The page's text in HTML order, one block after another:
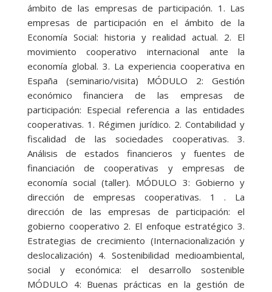
ámbito de las empresas de participación. 1. Las
empresas de participación en el ámbito de la
Economía Social: historia y realidad actual. 2. El
movimiento cooperativo internacional ante la
economía global. 3. La experiencia cooperativa en
España (seminario/visita) MÓDULO 2: Gestión
económico financiera de las empresas de
participación: Especial referencia a las entidades
cooperativas. 1. Régimen jurídico. 2. Contabilidad y
fiscalidad de las sociedades cooperativas. 3.
Análisis de estados financieros y fuentes de
financiación de cooperativas y empresas de
economía social (taller). MÓDULO 3: Gobierno y
dirección de empresas cooperativas. 1 . La
dirección de las empresas de participación: el
gobierno cooperativo 2. El enfoque estratégico 3.
Estrategias de crecimiento (Internacionalización y
deslocalización) 4. Sostenibilidad medioambiental,
social y económica: el desarrollo sostenible
MÓDULO 4: Buenas prácticas en la gestión de